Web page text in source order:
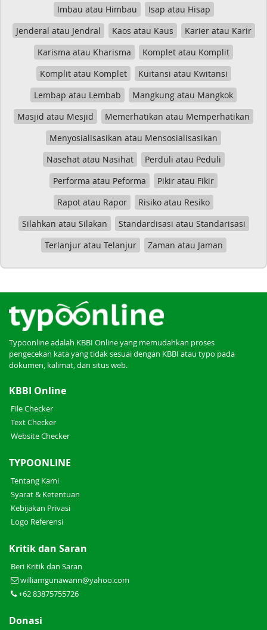
Imbau atau Himbau
Isap atau Hisap
Jenderal atau Jendral
Kaos atau Kaus
Karier atau Karir
Karisma atau Kharisma
Komplet atau Komplit
Komplit atau Komplet
Kuitansi atau Kwitansi
Lembap atau Lembab
Mangkung atau Mangkok
Masjid atau Mesjid
Memerhatikan atau Memperhatikan
Menyosialisasikan atau Mensosialisasikan
Nasehat atau Nasihat
Perduli atau Peduli
Performa atau Peforma
Pikir atau Fikir
Rapot atau Rapor
Risiko atau Resiko
Silahkan atau Silakan
Standardisasi atau Standarisasi
Terlanjur atau Telanjur
Zaman atau Jaman
Typoonline adalah KBBI Online yang memudahkan proses
pengecekan kata yang tidak sesuai dengan KBBI atau typo pada
dokumen, kalimat, dan situs web.
KBBI Online
File Checker
Text Checker
Website Checker
TYPOONLINE
Tentang Kami
Syarat & Ketentuan
Kebijakan Privasi
Logo Referensi
Kritik dan Saran
Beri Kritik dan Saran
williamgunawann@yahoo.com
+62 83875755726
Donasi